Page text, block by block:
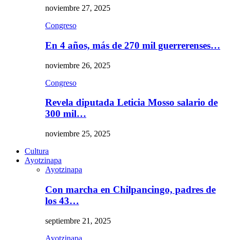
noviembre 27, 2025
Congreso
En 4 años, más de 270 mil guerrerenses…
noviembre 26, 2025
Congreso
Revela diputada Leticia Mosso salario de
300 mil…
noviembre 25, 2025
Cultura
Ayotzinapa
Ayotzinapa
Con marcha en Chilpancingo, padres de
los 43…
septiembre 21, 2025
Ayotzinapa